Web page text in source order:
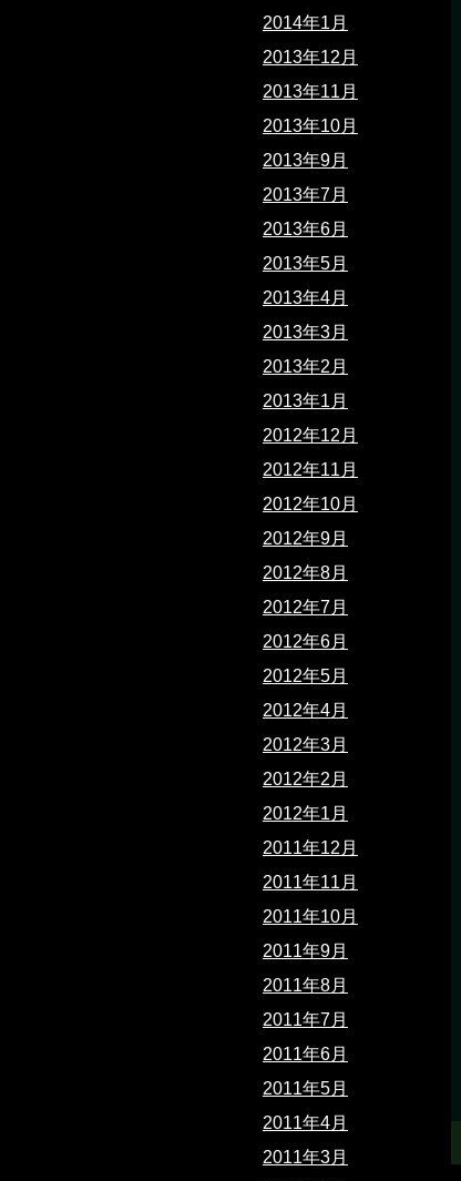
2014年1月
2013年12月
2013年11月
2013年10月
2013年9月
2013年7月
2013年6月
2013年5月
2013年4月
2013年3月
2013年2月
2013年1月
2012年12月
2012年11月
2012年10月
2012年9月
2012年8月
2012年7月
2012年6月
2012年5月
2012年4月
2012年3月
2012年2月
2012年1月
2011年12月
2011年11月
2011年10月
2011年9月
2011年8月
2011年7月
2011年6月
2011年5月
2011年4月
2011年3月